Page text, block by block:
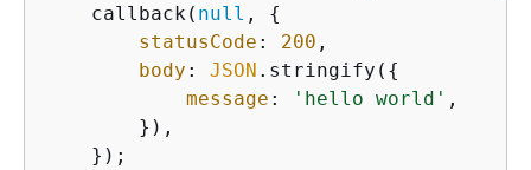
    callback(
null , {
statusCode : 200 ,
body : JSON .stringify( {
message : 'hello world' ,
        }),
    });